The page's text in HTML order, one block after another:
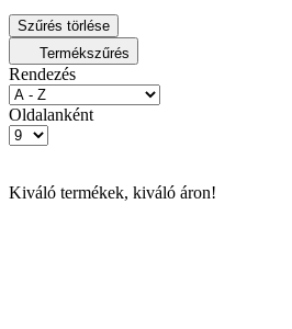
Szűrés törlése
Termékszűrés
Rendezés
Oldalanként
Kiváló termékek, kiváló áron!